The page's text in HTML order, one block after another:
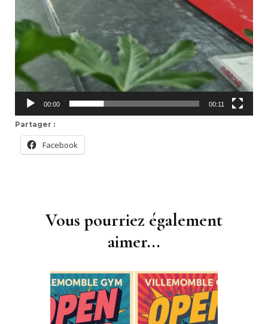
00:00 00:11
Partager :
Facebook
Vous pourriez également
aimer...